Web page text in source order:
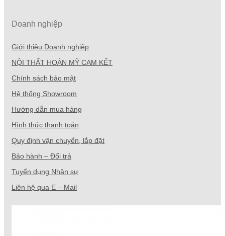
Doanh nghiệp
Giới thiệu Doanh nghiệp
NỘI THẤT HOÀN MỸ CAM KẾT
Chính sách bảo mật
Hệ thống Showroom
Hướng dẫn mua hàng
Hình thức thanh toán
Quy định vận chuyển, lắp đặt
Bảo hành – Đổi trả
Tuyển dụng Nhân sự
Liên hệ qua E – Mail